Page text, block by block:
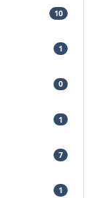
10
1
0
1
7
1